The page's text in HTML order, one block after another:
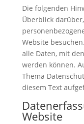
Die folgenden
Überblick
Website
alle Daten, mit
werden können.
Thema
diesem Text
Website